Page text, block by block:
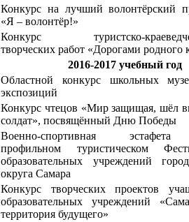
Конкурс на лучший волонтёрский
«Я – волонтёр!»
Конкурс туристско-
творческих работ «Дорогами родного
2016-2017 учебный год
Областной конкурс школьных
экспозиций
Конкурс чтецов «Мир защищая, шёл
солдат», посвящённый Дню Победы
Военно-спортивная
профильном туристическом
образовательных учреждений
округа Самара
Конкурс творческих проектов
образовательных учреждений
территория будущего»